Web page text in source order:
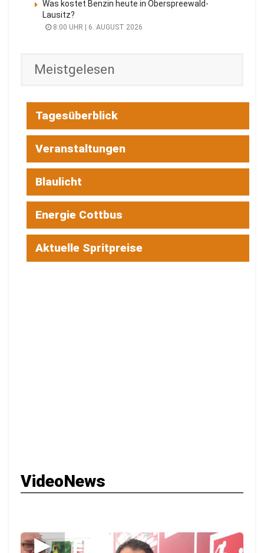
Was kostet Benzin heute in Oberspreewald-
Lausitz?
8:00 UHR | 6. AUGUST 2026
Meistgelesen
Tagesüberblick
Veranstaltungen
Blaulicht
Energie Cottbus
Aktuelle Spritpreise
VideoNews
▶